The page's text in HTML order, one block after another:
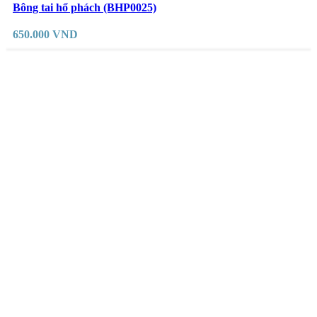
Yêu thích
Bông tai hổ phách (BHP0025)
650.000 VND